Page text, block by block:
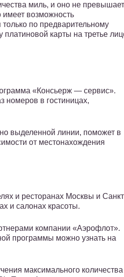
миль, и оно не превышает
имеет возможность
только по предварительному
платиновой карты на третье
«Консьерж — сервис».
номеров в гостиницах,
выделенной линии, поможет в
от местонахождения
и ресторанах Москвы и
и салонах красоты.
компании «Аэрофлот».
программы можно узнать на
максимального количества